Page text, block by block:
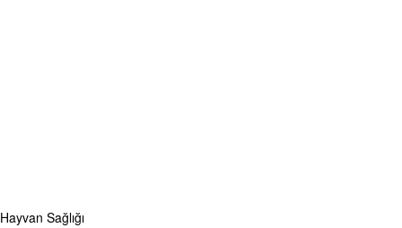
Primary
Hayvan Sağlığı